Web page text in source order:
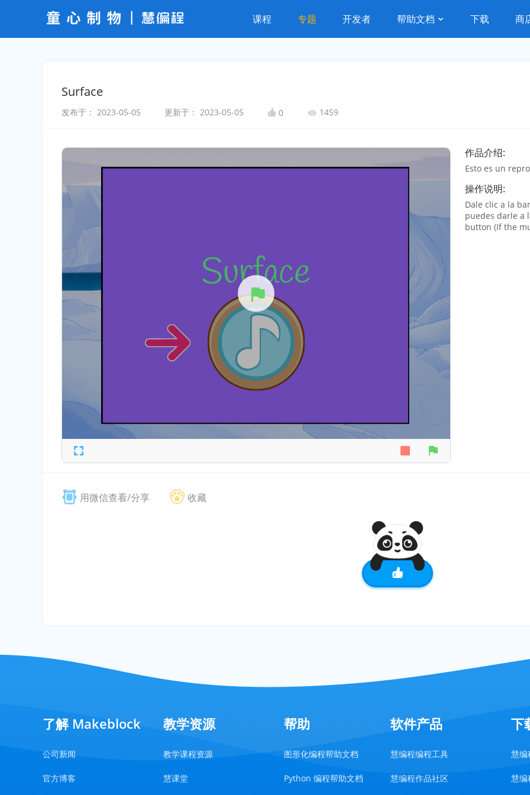
课程 专题 开发者 帮助文档 下载 商
Surface
发布于： 2023-05-05 更新于： 2023-05-05 0 1459
作品介绍:
Esto es un
操作说明:
Dale clic a la
puedes darle a
button (If the
用微信查看/分享 收藏
了解 Makeblock
公司新闻
官方博客
教学资源
教学课程资源
慧课堂
帮助
图形化编程帮助文档
Python 编程帮助文档
软件产品
慧编程编程工具
慧编程作品社区
下
慧
慧